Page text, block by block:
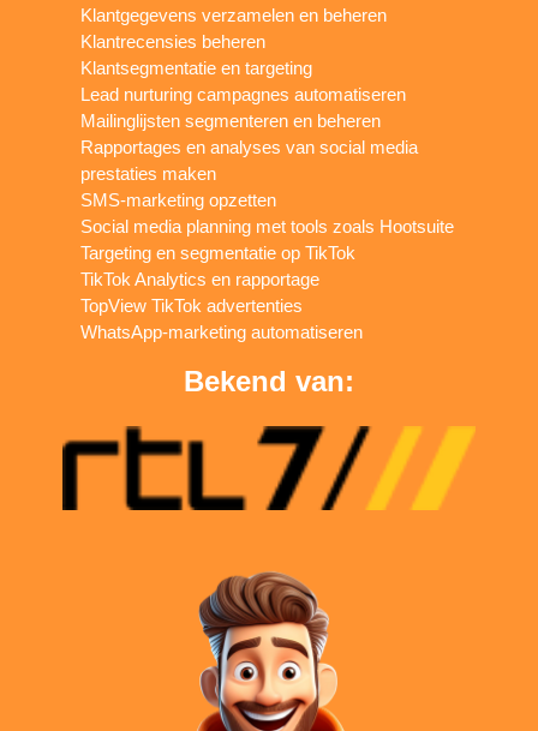
Klantgegevens verzamelen en beheren
Klantrecensies beheren
Klantsegmentatie en targeting
Lead nurturing campagnes automatiseren
Mailinglijsten segmenteren en beheren
Rapportages en analyses van social media
prestaties maken
SMS-marketing opzetten
Social media planning met tools zoals Hootsuite
Targeting en segmentatie op TikTok
TikTok Analytics en rapportage
TopView TikTok advertenties
WhatsApp-marketing automatiseren
Bekend van: